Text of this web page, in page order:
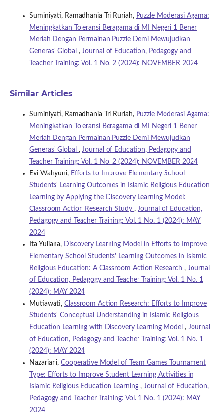
Suminiyati, Ramadhania Tri Ruriah, Puzzle Moderasi Agama:
Meningkatkan Toleransi Beragama di MI Negeri 1 Bener
Meriah Dengan Permainan Puzzle Demi Mewujudkan
Generasi Global , Journal of Education, Pedagogy and
Teacher Training: Vol. 1 No. 2 (2024): NOVEMBER 2024
Similar Articles
Suminiyati, Ramadhania Tri Ruriah, Puzzle Moderasi Agama:
Meningkatkan Toleransi Beragama di MI Negeri 1 Bener
Meriah Dengan Permainan Puzzle Demi Mewujudkan
Generasi Global , Journal of Education, Pedagogy and
Teacher Training: Vol. 1 No. 2 (2024): NOVEMBER 2024
Evi Wahyuni, Efforts to Improve Elementary School
Students' Learning Outcomes in Islamic Religious Education
Learning by Applying the Discovery Learning Model:
Classroom Action Research Study , Journal of Education,
Pedagogy and Teacher Training: Vol. 1 No. 1 (2024): MAY
2024
Ita Yuliana,
Discovery Learning Model in Efforts to Improve
Elementary School Students' Learning Outcomes in Islamic
Religious Education: A Classroom Action Research , Journal
of Education, Pedagogy and Teacher Training: Vol. 1 No. 1
(2024): MAY 2024
Mutiawati, Classroom Action Research: Efforts to Improve
Students' Conceptual Understanding in Islamic Religious
Education Learning with Discovery Learning Model , Journal
of Education, Pedagogy and Teacher Training: Vol. 1 No. 1
(2024): MAY 2024
Nazariani, Cooperative Model of Team Games Tournament
Type: Efforts to Improve Student Learning Activities in
Islamic Religious Education Learning , Journal of Education,
Pedagogy and Teacher Training: Vol. 1 No. 1 (2024): MAY
2024